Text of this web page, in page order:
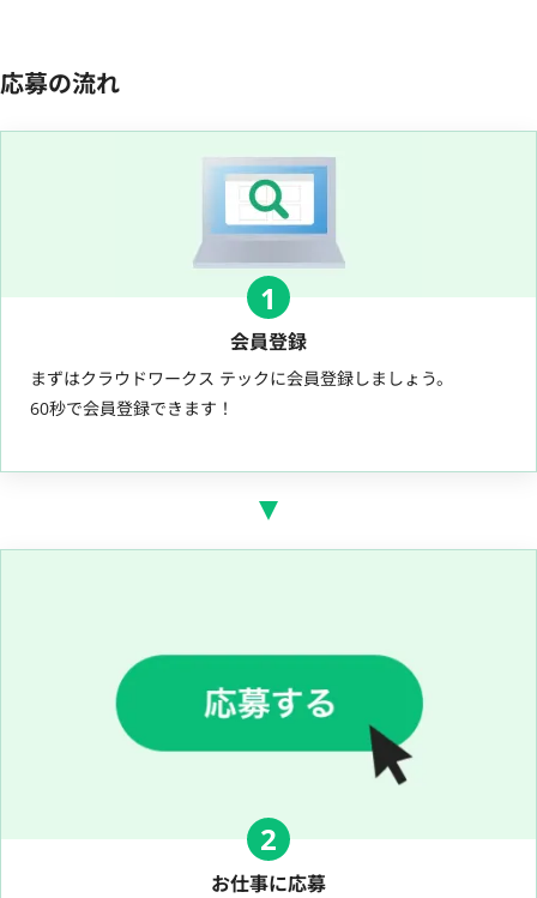
応募の流れ
1
会員登録
まずはクラウドワークス テックに会員登録しましょう。
60秒で会員登録できます！
2
お仕事に応募